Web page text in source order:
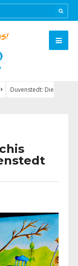
Duvenstedt: Die